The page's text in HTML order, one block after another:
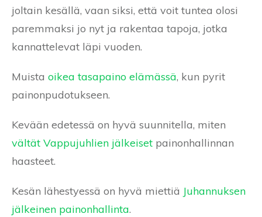
joltain kesällä, vaan siksi, että voit tuntea olosi
paremmaksi jo nyt ja rakentaa tapoja, jotka
kannattelevat läpi vuoden.
Muista oikea tasapaino elämässä, kun pyrit
painonpudotukseen.
Kevään edetessä on hyvä suunnitella, miten
vältät Vappujuhlien jälkeiset painonhallinnan
haasteet.
Kesän lähestyessä on hyvä miettiä Juhannuksen
jälkeinen painonhallinta.